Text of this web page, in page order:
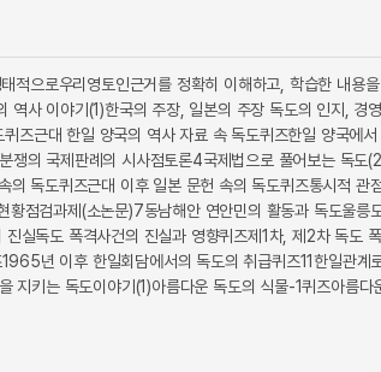
적으로우리영토인근거를 정확히 이해하고, 학습한 내용
역사 이야기(1)한국의 주장, 일본의 주장 독도의 인지,
즈근대 한일 양국의 역사 자료 속 독도퀴즈한일 양국에
쟁의 국제판례의 시사점토론4국제법으로 풀어보는 독
독도퀴즈근대 이후 일본 문헌 속의 독도퀴즈통시적
점검과제(소논문)7동남해안 연안민의 활동과 독도울
실독도 폭격사건의 진실과 영향퀴즈제1차, 제2차 독도
년 이후 한일회담에서의 독도의 취급퀴즈11한일관
지키는 독도이야기(1)아름다운 독도의 식물-1퀴즈아름